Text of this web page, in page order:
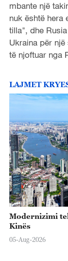
mbante një
nuk është hera
tilla", dhe
Ukraina për
të njoftuar nga
LAJMET
Modernizimi
Kinës
05-Aug-2026